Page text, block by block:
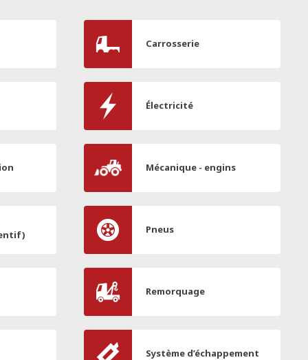
Carrosserie
Électricité
Mécanique - engins
Pneus
Remorquage
Système d’échappement